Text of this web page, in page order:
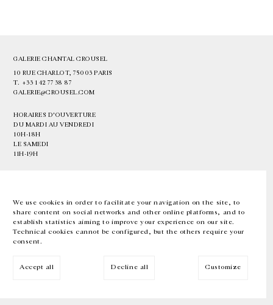
We use cookies in order to facilitate your navigation on the site, to
share content on social networks and other online platforms, and to
establish statistics aiming to improve your experience on our site.
Technical cookies cannot be configured, but the others require your
consent.
Accept all Decline all Customize
GALERIE CHANTAL CROUSEL
10 RUE CHARLOT, 75003 PARIS
T. +33 1 42 77 38 87
GALERIE@CROUSEL.COM
HORAIRES D'OUVERTURE
DU MARDI AU VENDREDI
10H-18H
LE SAMEDI
11H-19H
EN FR 中文 Facebook Instagram
Inscrivez-vous à notre newsletter